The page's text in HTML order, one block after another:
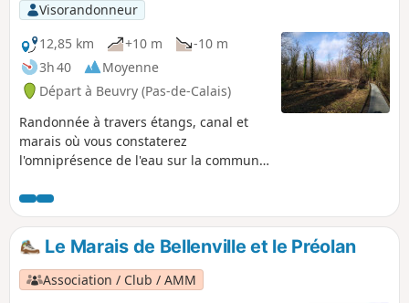
Visorandonneur
12,85 km
+10 m
-10 m
3h 40
Moyenne
Départ à Beuvry (Pas-de-Calais)
Randonnée à travers étangs, canal et
marais où vous constaterez
l'omniprésence de l'eau sur la commune
Le Marais de Bellenville et le Préolan
Association / Club / AMM